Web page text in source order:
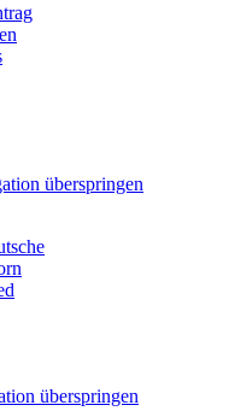
überspringen
überspringen